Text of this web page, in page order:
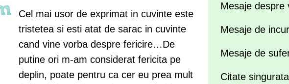
Cel mai usor de exprimat in cuvinte este
tristetea si esti atat de sarac in cuvinte
cand vine vorba despre fericire…De
putine ori m-am considerat fericita pe
deplin, poate pentru ca cer eu prea mult
Mesaje despre
Mesaje de
Mesaje de
Citate